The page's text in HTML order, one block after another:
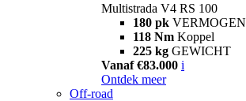
Multistrada V4 RS 100
180 pk VERMOGEN
118 Nm Koppel
225 kg GEWICHT
Vanaf €83.000 i
Ontdek meer
Off-road